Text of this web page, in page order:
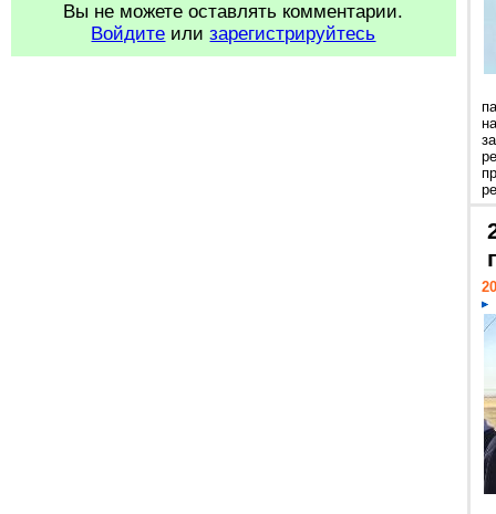
Вы не можете оставлять комментарии.
Войдите илизарегистрируйтесь